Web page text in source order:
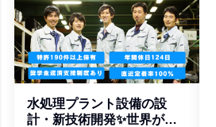
水処理プラント設備の設
計・新技術開発✨世界が驚